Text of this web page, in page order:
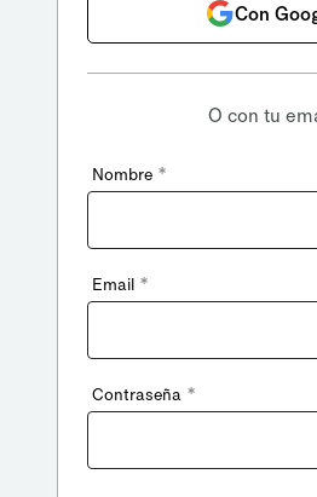
Con
O con tu
Nombre *
Email *
Contraseña *